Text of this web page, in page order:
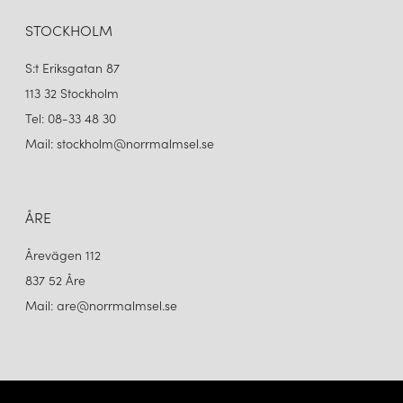
STOCKHOLM
S:t Eriksgatan 87
113 32 Stockholm
Tel: 08-33 48 30
Mail: stockholm@norrmalmsel.se
ÅRE
Årevägen 112
837 52 Åre
Mail: are@norrmalmsel.se